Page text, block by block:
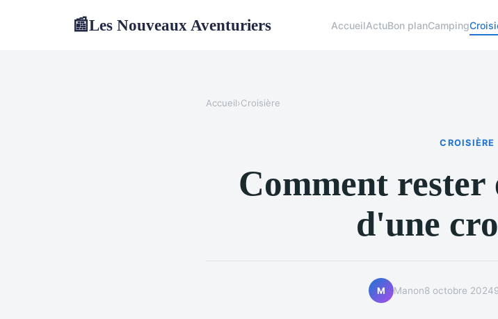
📰Les Nouveaux Aventuriers AccueilActuBon planCamping
Accueil›Croisière
CROISIÈRE
Comment
d'une
M Manon8 octobre 2024